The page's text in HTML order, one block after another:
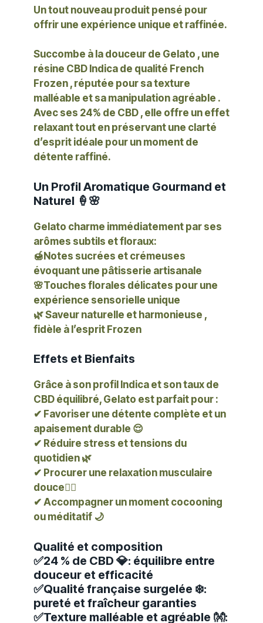
Un tout nouveau produit pensé pour
offrir une expérience unique et raffinée.
Succombe à la douceur de Gelato , une
résine CBD Indica de qualité French
Frozen , réputée pour satexture
malléable et sa manipulation agréable .
Avec ses 24% de CBD , elle offre un effet
relaxant tout en préservant une clarté
d’esprit idéale pour un moment de
détente raffiné.
Un Profil Aromatique Gourmand et
Naturel 🍦🌸
Gelato charme immédiatement par ses
arômes subtils et floraux:
🍯Notes sucrées et crémeuses
évoquant une pâtisserie artisanale
🌸Touches florales délicates pour une
expérience sensorielle unique
🌿Saveur naturelle et harmonieuse ,
fidèle à l’esprit Frozen
Effets et Bienfaits
Grâce à son profil Indica et sontaux de
CBD équilibré, Gelato est parfait pour :
✔ Favoriser une détente complète et un
apaisement durable 😌
✔ Réduire stress et tensions du
quotidien 🌿
✔ Procurer une relaxation musculaire
douce💆‍♂️
✔ Accompagner un moment cocooning
ou méditatif 🌙
Qualité et composition
✅24 % de CBD 💎: équilibre entre
douceur et efficacité
✅Qualité française surgelée ❄️:
pureté et fraîcheur garanties
✅Texture malléable et agréable 👐: